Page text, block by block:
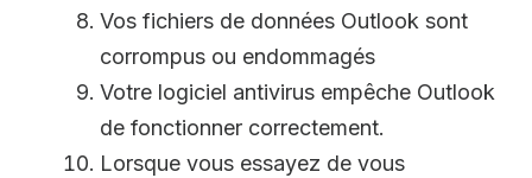
Vos fichiers de données Outlook sont
corrompus ou endommagés
Votre logiciel antivirus empêche Outlook
de fonctionner correctement.
Lorsque vous essayez de vous